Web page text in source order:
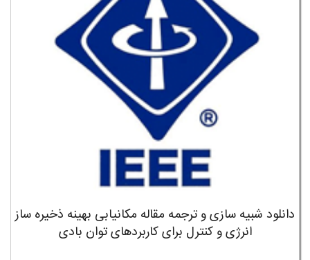
دانلود شبیه سازی و ترجمه مقاله مکانیابی بهینه ذخیره ساز
انرژی و کنترل برای کاربردهای توان بادی